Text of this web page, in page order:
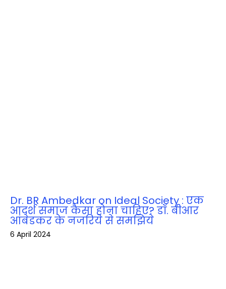
Dr. BR Ambedkar on Ideal Society : एक
आदर्श समाज कैसा होना चाहिए? डॉ. बीआर
आंबेडकर के नजरिये से समझिये
6 April 2024